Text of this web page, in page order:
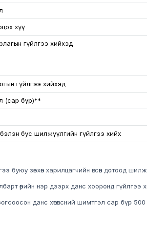
хүү
гүйлгээ хийхэд
гүйлгээ хийхэд
(сар бүр)**
бус шилжүүлгийн гүйлгээ хийх
буюу зөвхөн харилцагчийн өгсөн дотоод
өөрийн нэр дээрх данс хооронд
данс хөтөлсний шимтгэл сар бүр